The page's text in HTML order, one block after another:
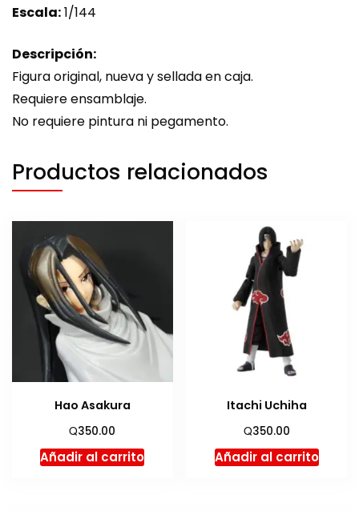
Escala:1/144
Descripción:
Figura original, nueva y sellada en caja.
Requiere ensamblaje.
No requiere pintura ni pegamento.
Productos relacionados
Hao Asakura
Q350.00
Añadir al carrito
Itachi Uchiha
Q350.00
Añadir al carrito